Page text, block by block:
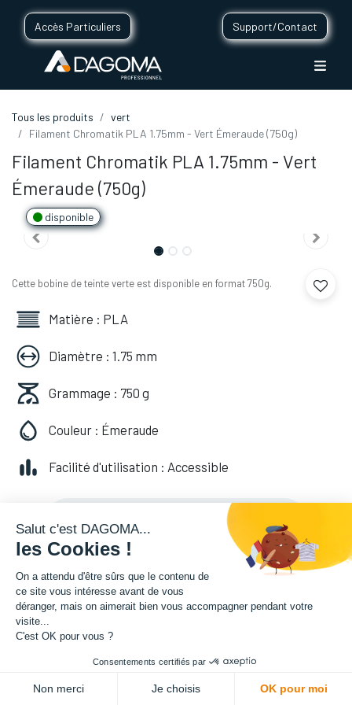
Accès Particuliers Support/Contact
Tous les produits
vert
Filament Chromatik PLA 1.75mm - Vert Émeraude (750g)
Filament Chromatik PLA 1.75mm - Vert
Émeraude (750g)
disponible
Cette bobine de teinte verte est disponible en format 750g.
Matière : PLA
Diamètre : 1.75 mm
Grammage : 750 g
Couleur : Émeraude
Facilité d'utilisation : Accessible
20,82€HT
(20,82 TVA comprise)
Salut c'est DAGOMA...
les Cookies !
On a attendu d'être sûrs que le contenu de
ce site vous intéresse avant de vous
déranger, mais on aimerait bien vous accompagner pendant votre
visite...
C'est OK pour vous ?
Consentements certifiés par
Non merci Je choisis OK pour moi